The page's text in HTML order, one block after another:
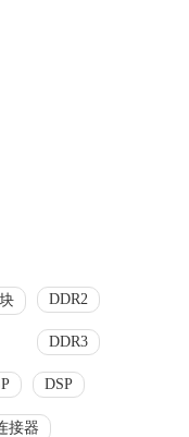
DDR2
DDR3
DSP
接器